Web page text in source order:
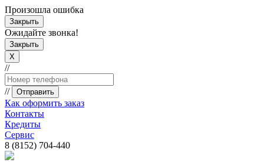
Произошла ошибка
Закрыть
Ожидайте звонка!
Закрыть
X
//
// Отправить
Как оформить заказ
Контакты
Кредиты
Сервис
8 (8152) 704-440